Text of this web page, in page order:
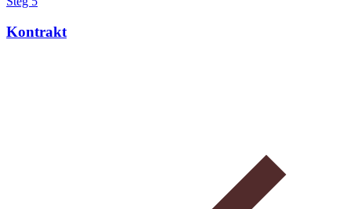
Kontrakt